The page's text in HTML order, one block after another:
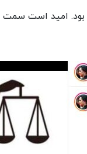
امید است سمت